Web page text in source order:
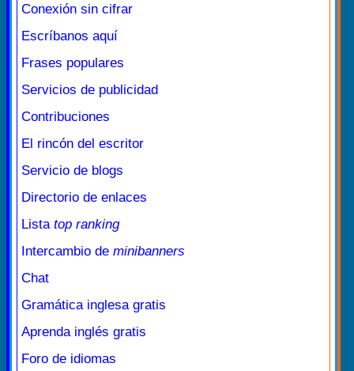
Conexión sin cifrar
Escríbanos aquí
Frases populares
Servicios de publicidad
Contribuciones
El rincón del escritor
Servicio de blogs
Directorio de enlaces
Lista top ranking
Intercambio de minibanners
Chat
Gramática inglesa gratis
Aprenda inglés gratis
Foro de idiomas